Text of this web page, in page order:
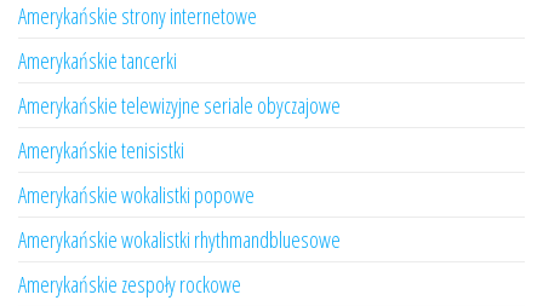
Amerykańskie strony internetowe
Amerykańskie tancerki
Amerykańskie telewizyjne seriale obyczajowe
Amerykańskie tenisistki
Amerykańskie wokalistki popowe
Amerykańskie wokalistki rhythmandbluesowe
Amerykańskie zespoły rockowe